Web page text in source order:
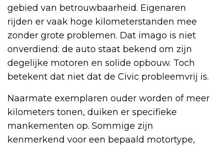
gebied van betrouwbaarheid. Eigenaren
rijden er vaak hoge kilometerstanden mee
zonder grote problemen. Dat imago is niet
onverdiend: de auto staat bekend om zijn
degelijke motoren en solide opbouw. Toch
betekent dat niet dat de Civic probleemvrij is.
Naarmate exemplaren ouder worden of meer
kilometers tonen, duiken er specifieke
mankementen op. Sommige zijn
kenmerkend voor een bepaald motortype,